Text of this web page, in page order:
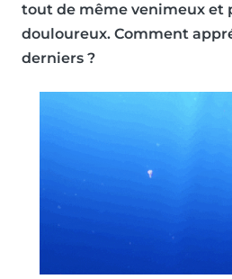
tout de même venimeux et
douloureux. Comment
derniers ?